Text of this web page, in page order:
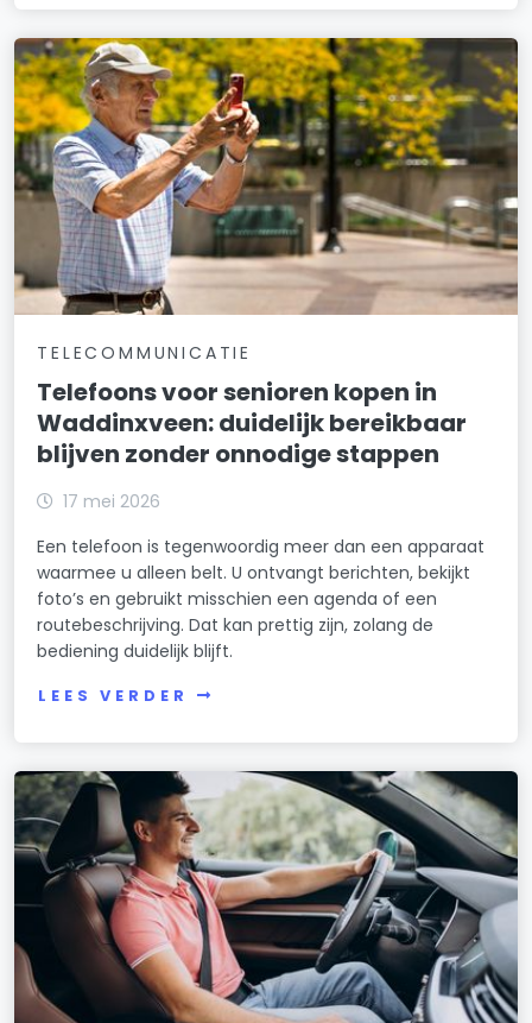
TELECOMMUNICATIE
Telefoons voor senioren kopen in
Waddinxveen: duidelijk bereikbaar
blijven zonder onnodige stappen
17 mei 2026
Een telefoon is tegenwoordig meer dan een apparaat
waarmee u alleen belt. U ontvangt berichten, bekijkt
foto’s en gebruikt misschien een agenda of een
routebeschrijving. Dat kan prettig zijn, zolang de
bediening duidelijk blijft.
LEES VERDER